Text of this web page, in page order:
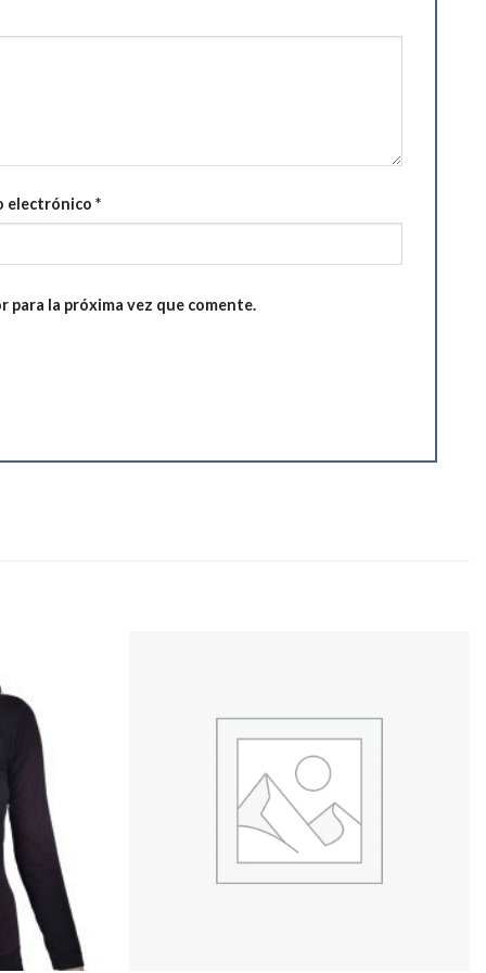
electrónico *
para la próxima vez que comente.